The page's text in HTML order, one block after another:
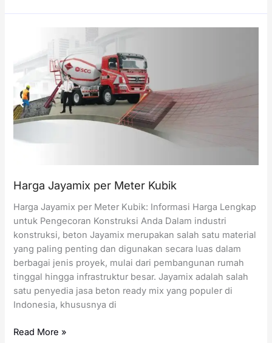
per
Harga Jayamix per Meter Kubik
Harga Jayamix per Meter Kubik: Informasi Harga Lengkap
untuk Pengecoran Konstruksi Anda Dalam industri
konstruksi, beton Jayamix merupakan salah satu material
yang paling penting dan digunakan secara luas dalam
berbagai jenis proyek, mulai dari pembangunan rumah
tinggal hingga infrastruktur besar. Jayamix adalah salah
satu penyedia jasa beton ready mix yang populer di
Indonesia, khususnya di
Harga
Read More »